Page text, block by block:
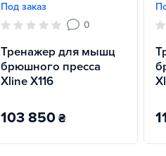
Под заказ
0
Тренажер для мышц
брюшного пресса
Xline X116
103 850₴